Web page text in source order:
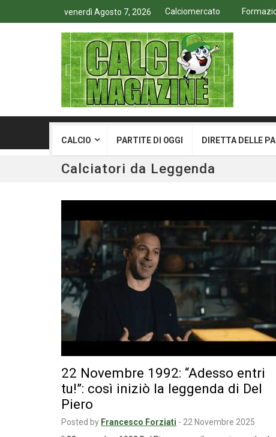
venerdì Agosto 7, 2026 Calciomercato
CALCIO PARTITE DI OGGI DIRETTA DELLE
Calciatori da Leggenda
22 Novembre 1992: “Adesso entri
tu!”: così iniziò la leggenda di Del
Piero
Posted by Francesco Forziati - 22 Novembre 2025